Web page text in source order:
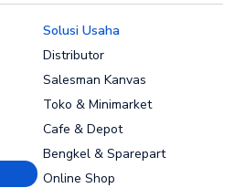
Solusi Usaha
Distributor
Salesman Kanvas
Toko & Minimarket
Cafe & Depot
Bengkel & Sparepart
Online Shop